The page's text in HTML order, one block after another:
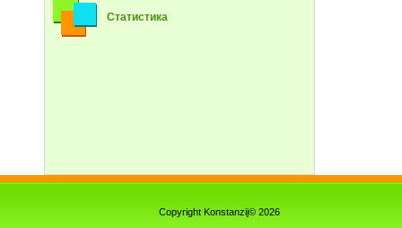
Статистика
Copyright Konstanzij© 2026